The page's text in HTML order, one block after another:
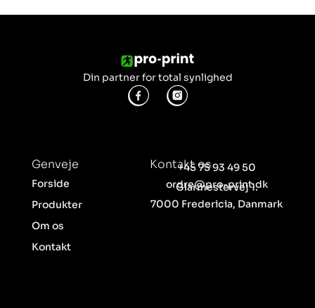
Din partner for total synlighed
Genveje
Forside
Produkter
Om os
Kontakt
Kontakt os
+45 75 93 49 50
ordre@pro-print.dk
Glarmestervej 1.
7000 Fredericia, Danmark